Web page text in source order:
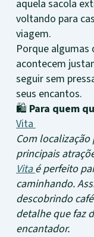
aquela sacola
voltando para
viagem.
Porque algumas
acontecem
seguir sem
seus encantos.
🛍️ Para quem
Vita
Com localização
principais
Vitaé perfeito
caminhando.
descobrindo
detalhe que faz
encantador.